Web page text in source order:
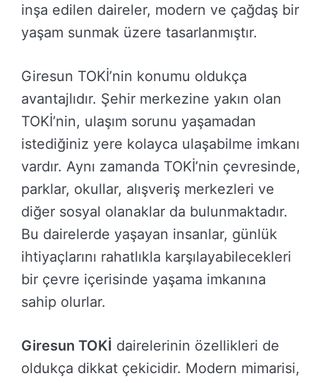
inşa edilen daireler, modern ve çağdaş bir
yaşam sunmak üzere tasarlanmıştır.
Giresun TOKİ’nin konumu oldukça
avantajlıdır. Şehir merkezine yakın olan
TOKİ’nin, ulaşım sorunu yaşamadan
istediğiniz yere kolayca ulaşabilme imkanı
vardır. Aynı zamanda TOKİ’nin çevresinde,
parklar, okullar, alışveriş merkezleri ve
diğer sosyal olanaklar da bulunmaktadır.
Bu dairelerde yaşayan insanlar, günlük
ihtiyaçlarını rahatlıkla karşılayabilecekleri
bir çevre içerisinde yaşama imkanına
sahip olurlar.
Giresun TOKİ dairelerinin özellikleri de
oldukça dikkat çekicidir. Modern mimarisi,